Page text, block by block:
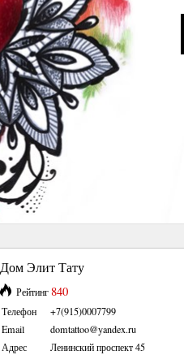
Дом Элит Тату
Рейтинг840
Телефон
+7(915)0007799
Email
domtattoo@yandex.ru
Адрес
Ленинский проспект 45